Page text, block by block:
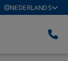
NEDERLANDS